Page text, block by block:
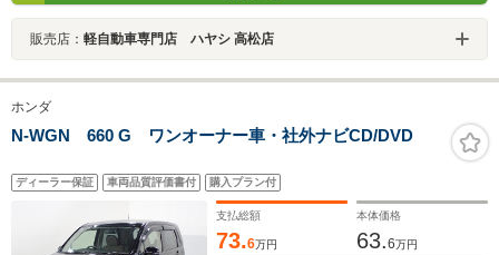
販売店： 軽自動車専門店 ハヤシ 高松店
ホンダ
N-WGN 660 G ワンオーナー車・社外ナビCD/DVD
ディーラー保証 車両品質評価書付 購入プラン付
支払総額
73.6万円
本体価格
63.6万円